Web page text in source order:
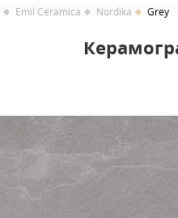
Emil Ceramica Nordika Grey